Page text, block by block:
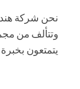
نحن شركة
وتتألف من
يتمتعون بخبرة